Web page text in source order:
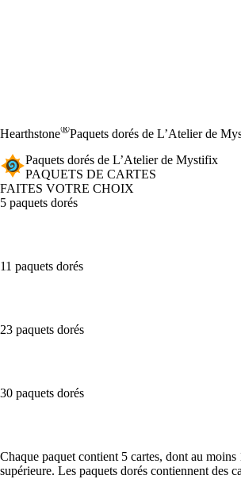
Hearthstone®Paquets dorés de L’Atelier de
Paquets dorés de L’Atelier de Mystifix
PAQUETS DE CARTES
FAITES VOTRE CHOIX
5 paquets dorés
11 paquets dorés
23 paquets dorés
30 paquets dorés
Available actions
Chaque paquet contient 5 cartes, dont au moins
supérieure. Les paquets dorés contiennent des